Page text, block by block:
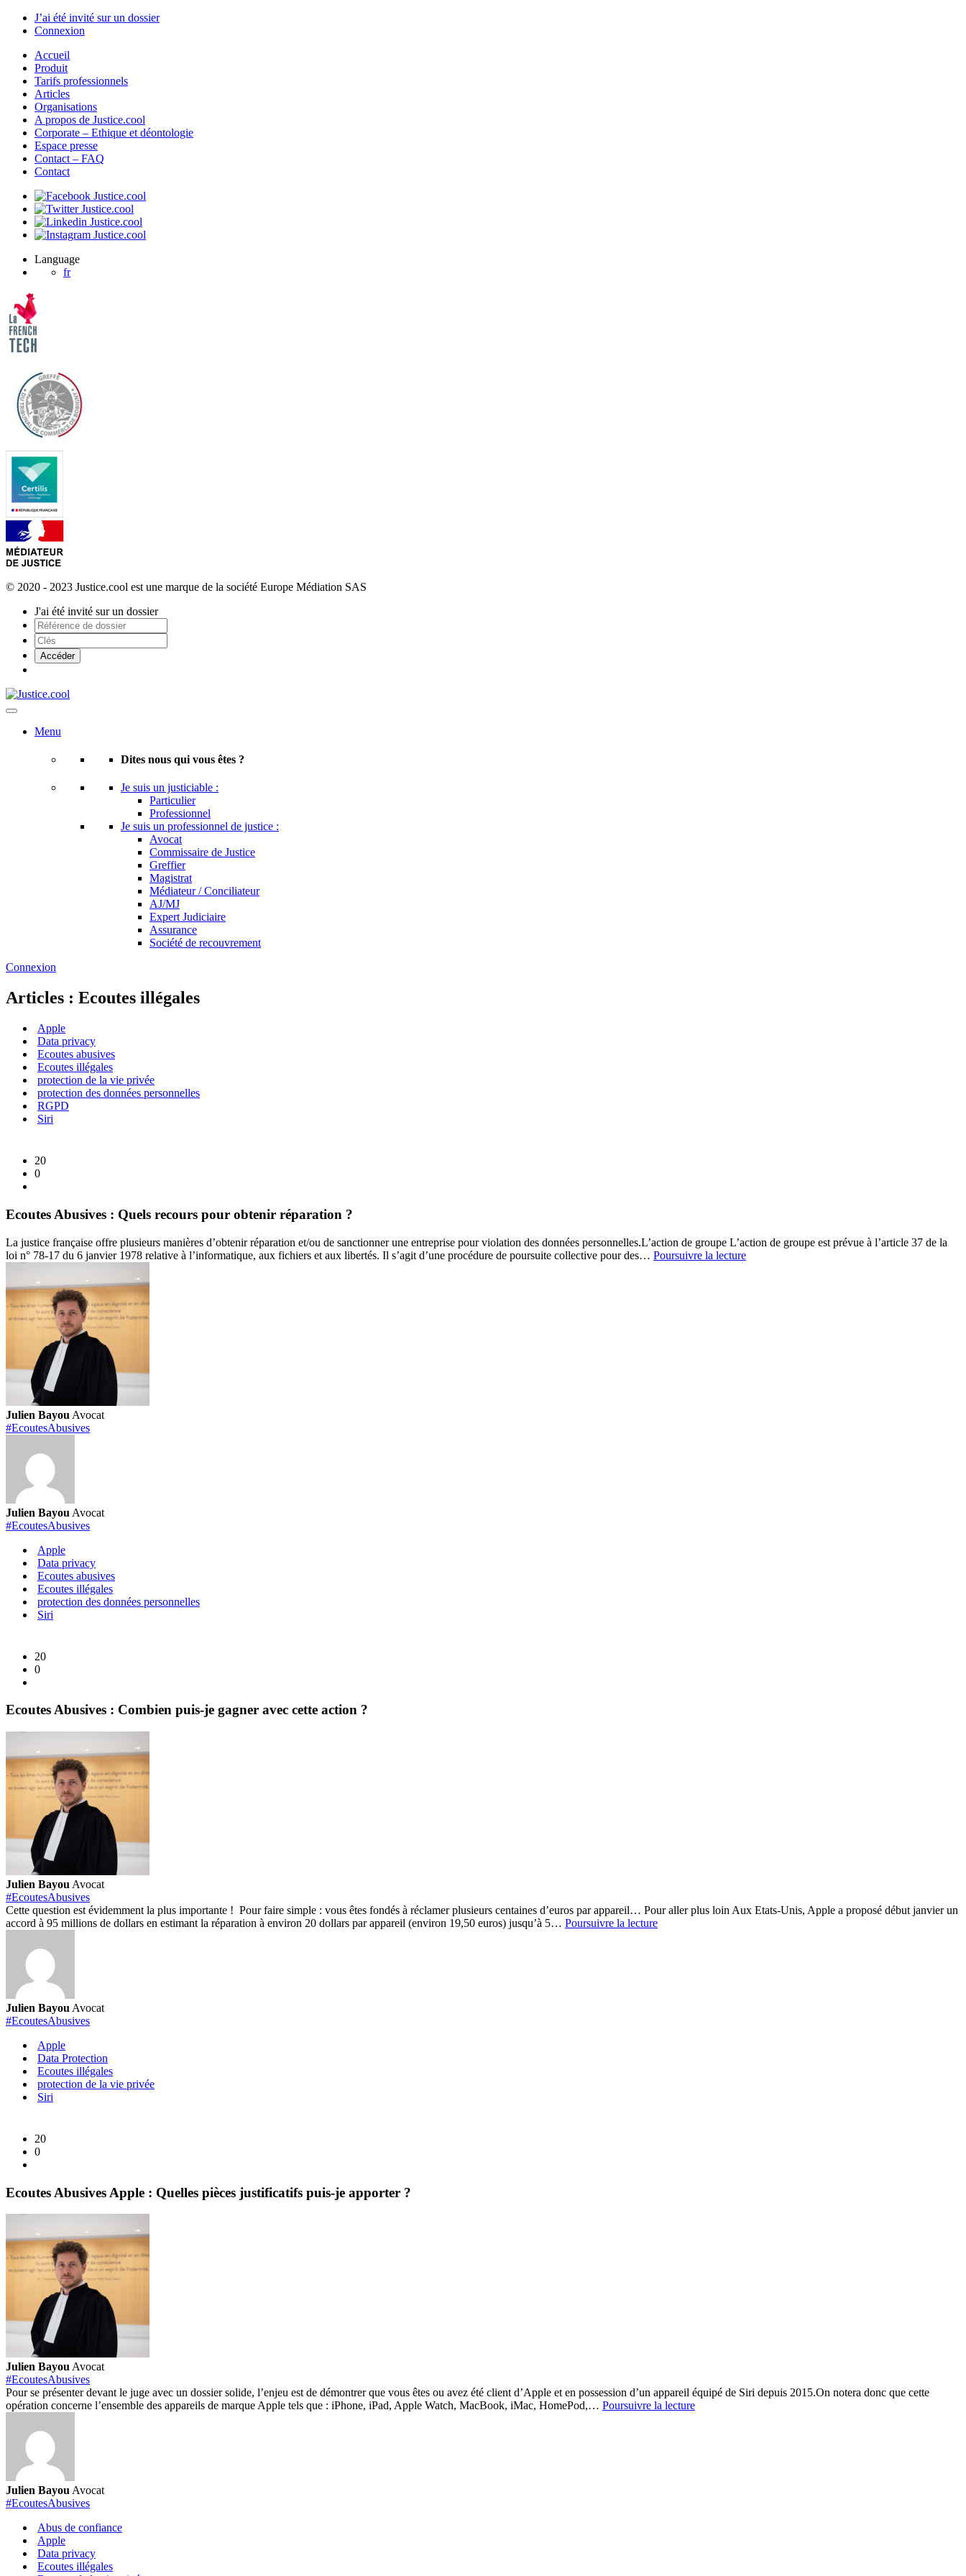
J’ai été invité sur un dossier
Connexion
Accueil
Produit
Tarifs professionnels
Articles
Organisations
A propos de Justice.cool
Corporate – Ethique et déontologie
Espace presse
Contact – FAQ
Contact
Language
fr
© 2020 - 2023 Justice.cool est une marque de la société Europe Médiation SAS
J'ai été invité sur un dossier
Menu
Dites nous qui vous êtes ?
Je suis un justiciable :
Particulier
Professionnel
Je suis un professionnel de justice :
Avocat
Commissaire de Justice
Greffier
Magistrat
Médiateur / Conciliateur
AJ/MJ
Expert Judiciaire
Assurance
Société de recouvrement
Connexion
Articles : Ecoutes illégales
Apple
Data privacy
Ecoutes abusives
Ecoutes illégales
protection de la vie privée
protection des données personnelles
RGPD
Siri
20
0
Ecoutes Abusives : Quels recours pour obtenir réparation ?
La justice française offre plusieurs manières d’obtenir réparation et/ou de sanctionner une entreprise pour violation des données personnelles.L’action de groupe L’action de groupe est prévue à l’article 37 de la
loi n° 78-17 du 6 janvier 1978 relative à l’informatique, aux fichiers et aux libertés. Il s’agit d’une procédure de poursuite collective pour des… Poursuivre la lectureEcoutes
Julien Bayou Avocat
#EcoutesAbusives
Julien Bayou Avocat
#EcoutesAbusives
Apple
Data privacy
Ecoutes abusives
Ecoutes illégales
protection des données personnelles
Siri
20
0
Ecoutes Abusives : Combien puis-je gagner avec cette action ?
Julien Bayou Avocat
#EcoutesAbusives
Cette question est évidemment la plus importante ! Pour faire simple : vous êtes fondés à réclamer plusieurs centaines d’euros par appareil… Pour aller plus loin Aux Etats-Unis, Apple a proposé début janvier un
accord à 95 millions de dollars en estimant la réparation à environ 20 dollars par appareil (environ 19,50 euros) jusqu’à 5… Poursuivre la lectureEcoutes
Julien Bayou Avocat
#EcoutesAbusives
Apple
Data Protection
Ecoutes illégales
protection de la vie privée
Siri
20
0
Ecoutes Abusives Apple : Quelles pièces justificatifs puis-je apporter ?
Julien Bayou Avocat
#EcoutesAbusives
Pour se présenter devant le juge avec un dossier solide, l’enjeu est de démontrer que vous êtes ou avez été client d’Apple et en possession d’un appareil équipé de Siri depuis 2015.On notera donc que cette
opération concerne l’ensemble des appareils de marque Apple tels que : iPhone, iPad, Apple Watch, MacBook, iMac, HomePod,… Poursuivre la lectureEcoutes
Julien Bayou Avocat
#EcoutesAbusives
Abus de confiance
Apple
Data privacy
Ecoutes illégales